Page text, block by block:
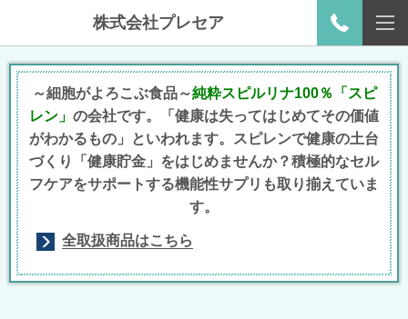
株式会社プレセア
～細胞がよろこぶ食品～純粋スピルリナ100％「スピ
レン」 の会社です。「健康は失ってはじめてその価値
がわかるもの」といわれます。
スピレンで健康の土台
づくり「 健康貯金」 をはじめませんか？積極的なセル
フケアをサポートする機能性サプリも取り揃えていま
す。
全取扱商品はこちら